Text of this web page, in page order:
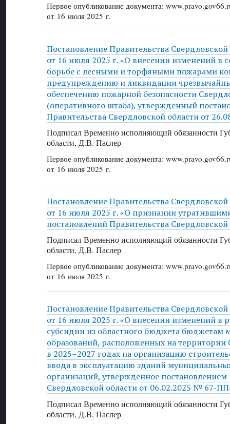
Первое опубликование документа:
от 16 июля 2025 г.
Постановление Правительства
от 16 июля 2025 г. «О внесении изменений в
борьбе с лесными и торфяными пожарами
предупреждению и ликвидации
обеспечению пожарной безопасности
(оперативного штаба), утвержденный
Правительства Свердловской области от
Подписал Временно исполняющий обязанности
области, Д.В. Паслер
Первое опубликование документа:
от 16 июля 2025 г.
Постановление Правительства
от 16 июля 2025 г. «О признании
постановлений Правительства Свердловской
Подписал Временно исполняющий обязанности
области, Д.В. Паслер
Первое опубликование документа:
от 16 июля 2025 г.
Постановление Правительства
от 16 июля 2025 г. «О внесении изменений в
субсидии из областного бюджета бюджетам
образований, расположенных на территории
в 2025–2027 годах на организацию
ввода в эксплуатацию зданий
организаций, утвержденное постановлением
Свердловской области от 06.02.2025 № 67-
Подписал Временно исполняющий обязанности
области, Д.В. Паслер